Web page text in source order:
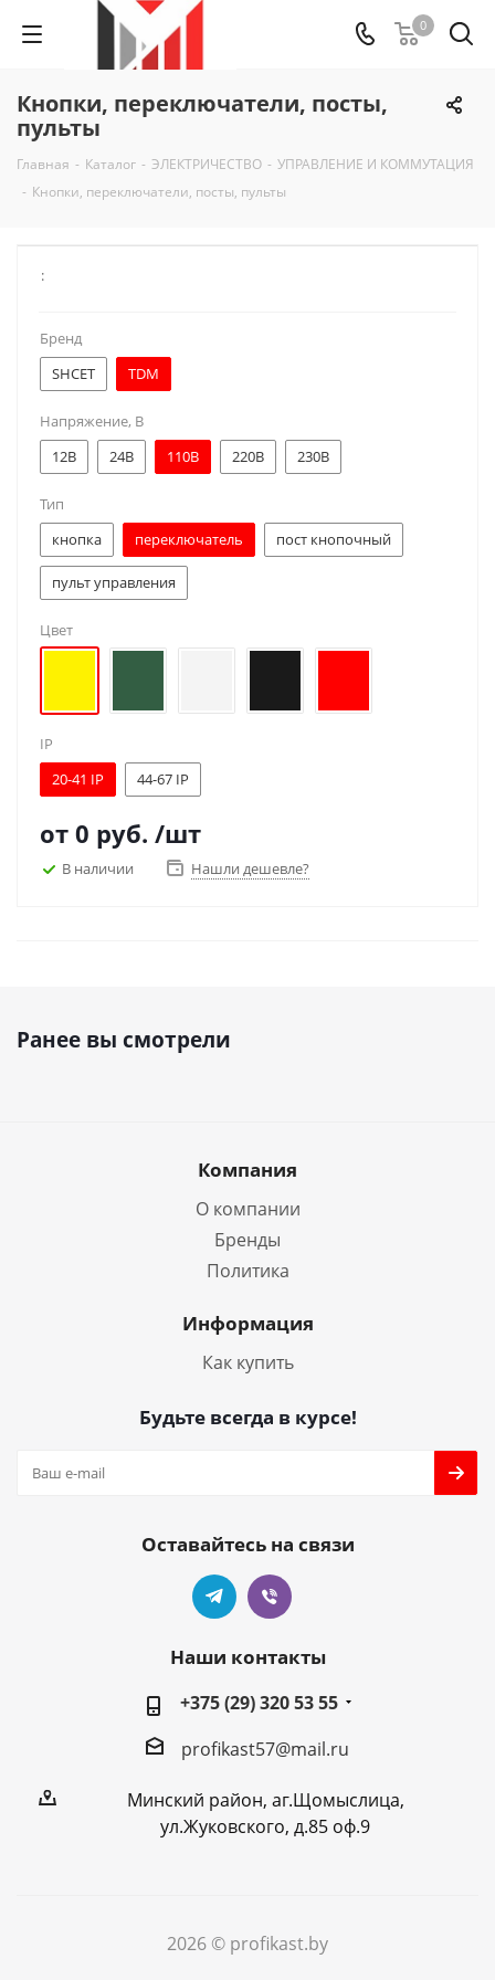
0
Кнопки, переключатели, посты,
пульты
Главная - Каталог - ЭЛЕКТРИЧЕСТВО - УПРАВЛЕНИЕ И КОММУТАЦИЯ
- Кнопки, переключатели, посты, пульты
:
Бренд
SHCET
TDM
Напряжение, В
12В
24В 110В 220В 230В
Тип
кнопка
переключатель пост кнопочный
пульт управления
Цвет
IP
20-41 IP
44-67 IP
от 0 руб. /шт
В наличии Нашли дешевле?
Ранее вы смотрели
Компания
О компании
Бренды
Политика
Информация
Как купить
Будьте всегда в курсе!
Оставайтесь на связи
Наши контакты
+375 (29) 320 53 55
profikast57@mail.ru
Минский район, аг.Щомыслица,
ул.Жуковского, д.85 оф.9
2026 © profikast.by